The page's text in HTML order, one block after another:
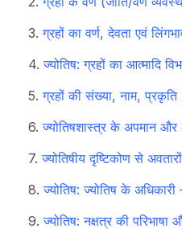
ग्रहों का वर्ण, देवता एवं
ज्योतिष: ग्रहों का आत्मादि
ग्रहों की संख्या, नाम,
ज्योतिषशास्त्र के अपमान और
ज्योतिषीय दृष्टिकोण से
ज्योतिष: ज्योतिष के अधिकारी
ज्योतिष: नक्षत्र की परिभाषा